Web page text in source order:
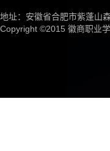
地址：安徽省合肥市紫蓬山
Copyright ©2015 徽商职业